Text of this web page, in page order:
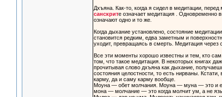
Дхъяна. Как-то, когда я сидел в медитации,
санскрите означает медитация . Одновременно
означают одно и то же.
Когда дыхание установлено, состояние
становится редким, едва заметным и
уходит, превращаясь в смерть. Медитация через
Все эти моменты хорошо известны и тем, кто сам
том, что такое медитация. В некоторых книгах
прочитывая слово дхъяна как дыхание,
состояния целостности, то есть нирваны.
карму, да и саму карму вообще.
Моуна — обет молчания. Моуна — муна — это и
мона — молчание — это когда молчит ум, а не